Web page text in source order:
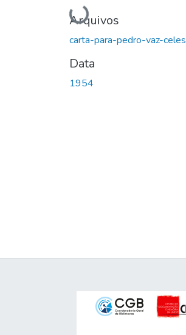
Carregando...
Arquivos
carta-para-pedro-vaz-
Data
1954